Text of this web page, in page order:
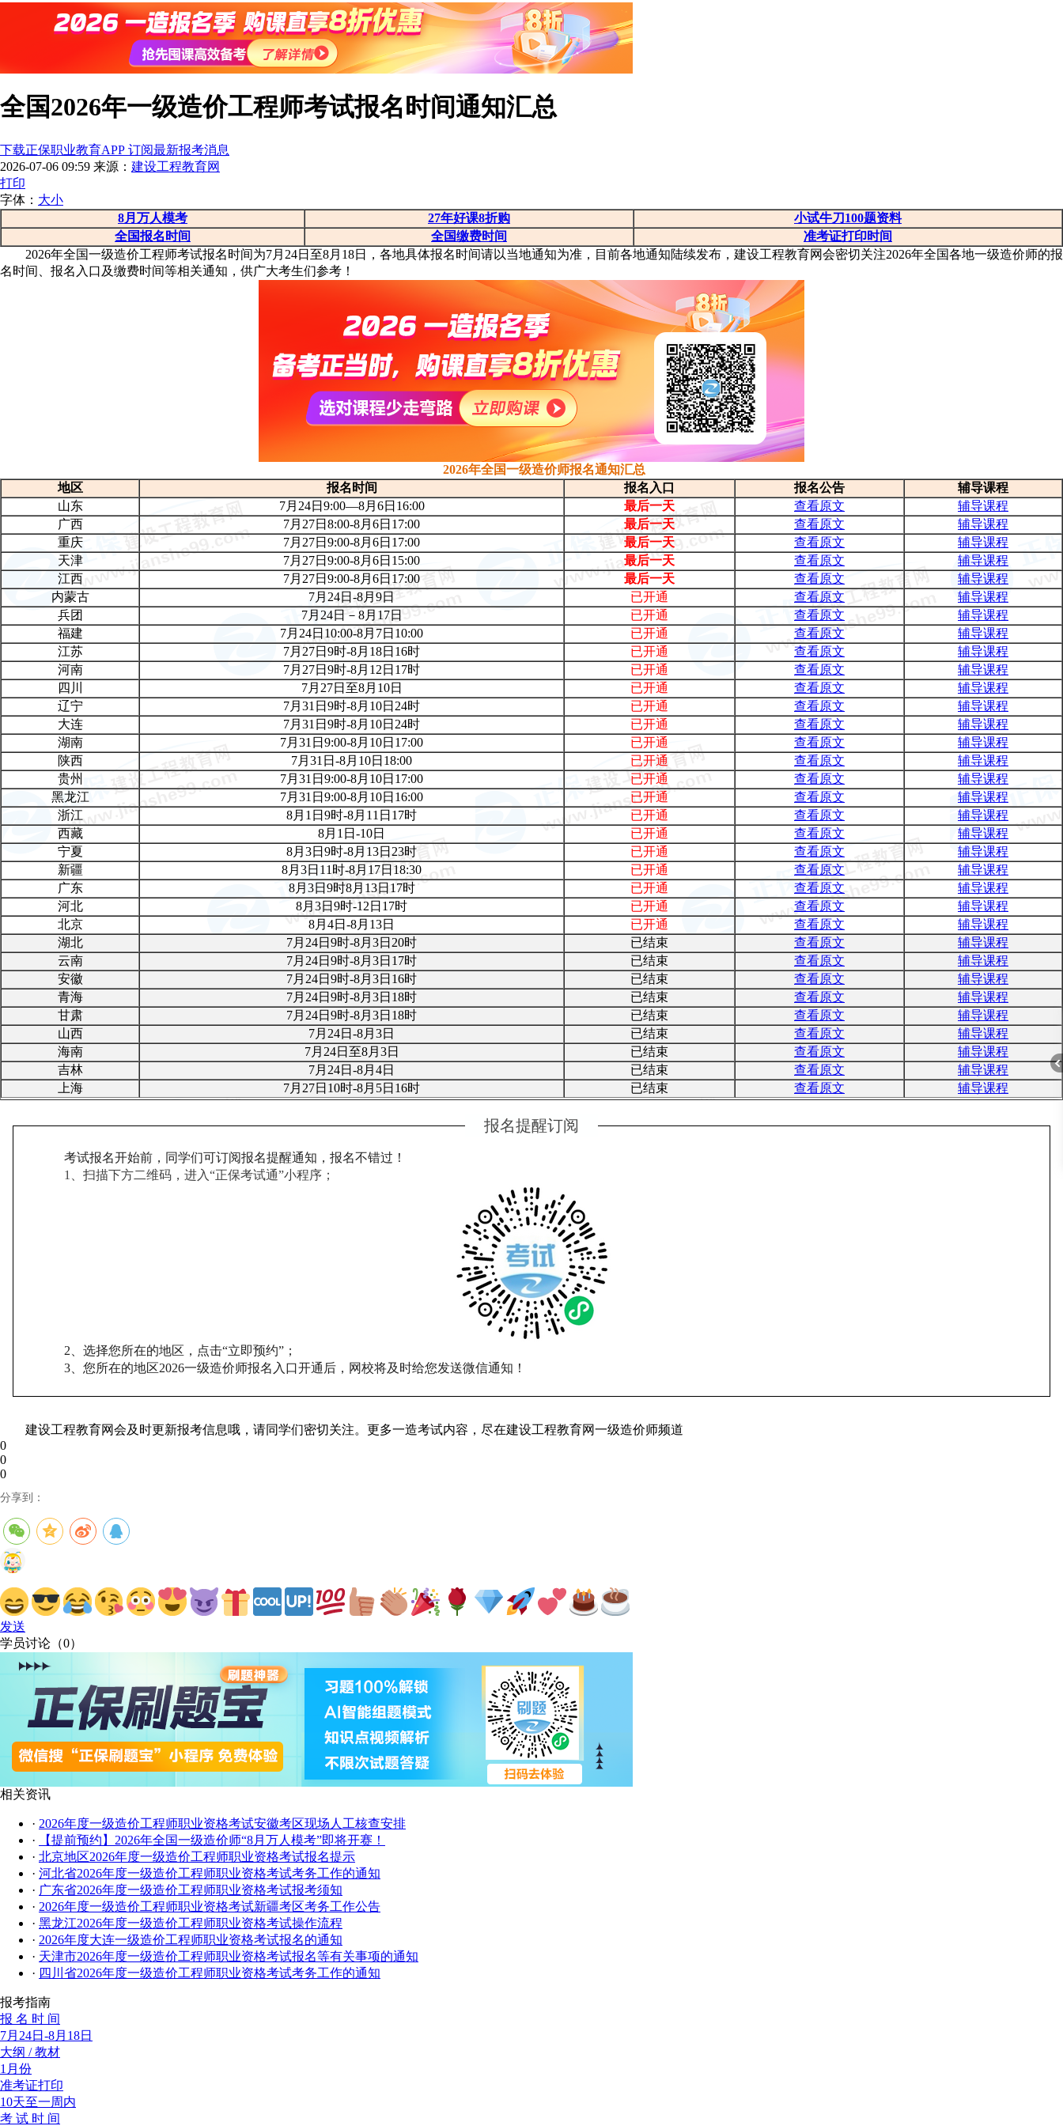
全国2026年一级造价工程师考试报名时间通知汇总
下载正保职业教育APP 订阅最新报考消息
2026-07-06 09:59 来源： 建设工程教育网
打印
字体： 大小
8月万人模考
27年好课8折购
小试牛刀100题资料
全国报名时间
全国缴费时间
准考证打印时间
2026年全国一级造价工程师考试报名时间为7月24日至8月18日，各地具体报名时间请以当地通知为准，目前各地通知陆续发布，建设工程教育网会密切关注2026年全国各地一级造价师的报
名时间、报名入口及缴费时间等相关通知，供广大考生们参考！
2026年全国一级造价师报名通知汇总
地区
报名时间 报名入口 报名公告
辅导课程
山东
7月24日9:00—8月6日16:00 最后一天 查看原文
辅导课程
广西
7月27日8:00-8月6日17:00 最后一天 查看原文
辅导课程
重庆
7月27日9:00-8月6日17:00 最后一天 查看原文
辅导课程
天津
7月27日9:00-8月6日15:00 最后一天 查看原文
辅导课程
江西
7月27日9:00-8月6日17:00 最后一天 查看原文
辅导课程
内蒙古
7月24日-8月9日 已开通 查看原文
辅导课程
兵团
7月24日－8月17日 已开通 查看原文
辅导课程
福建
7月24日10:00-8月7日10:00 已开通 查看原文
辅导课程
江苏
7月27日9时-8月18日16时 已开通 查看原文
辅导课程
河南
7月27日9时-8月12日17时 已开通 查看原文
辅导课程
四川
7月27日至8月10日 已开通 查看原文
辅导课程
辽宁
7月31日9时-8月10日24时 已开通 查看原文
辅导课程
大连
7月31日9时-8月10日24时 已开通 查看原文
辅导课程
湖南
7月31日9:00-8月10日17:00 已开通 查看原文
辅导课程
陕西
7月31日-8月10日18:00 已开通 查看原文
辅导课程
贵州
7月31日9:00-8月10日17:00 已开通 查看原文
辅导课程
黑龙江
7月31日9:00-8月10日16:00 已开通 查看原文
辅导课程
浙江
8月1日9时-8月11日17时 已开通 查看原文
辅导课程
西藏
8月1日-10日 已开通 查看原文
辅导课程
宁夏
8月3日9时-8月13日23时 已开通 查看原文
辅导课程
新疆
8月3日11 时-8月17日18:30 已开通 查看原文
辅导课程
广东
8月3日9时8月13日17时 已开通 查看原文
辅导课程
河北
8月3日9时-12日17时 已开通 查看原文
辅导课程
北京
8月4日-8月13日 已开通 查看原文
辅导课程
湖北
7月24日9时-8月3日20时 已结束 查看原文
辅导课程
云南
7月24日9时-8月3日17时 已结束 查看原文
辅导课程
安徽
7月24日9时-8月3日16时 已结束 查看原文
辅导课程
青海
7月24日9时-8月3日18时 已结束 查看原文
辅导课程
甘肃
7月24日9时-8月3日18时 已结束 查看原文
辅导课程
山西
7月24日-8月3日 已结束 查看原文
辅导课程
海南
7月24日至8月3日 已结束 查看原文
辅导课程
吉林
7月24日-8月4日 已结束 查看原文
辅导课程
上海
7月27日10时-8月5日16时 已结束 查看原文 辅导课程
报名提醒订阅
考试报名开始前，同学们可订阅报名提醒通知，报名不错过！
1、扫描下方二维码，进入“正保考试通”小程序；
2、选择您所在的地区，点击“立即预约”；
3、您所在的地区2026一级造价师报名入口开通后，网校将及时给您发送微信通知！
建设工程教育网会及时更新报考信息哦，请同学们密切关注。更多一造考试内容，尽在建设工程教育网一级造价师频道
0
0
0
分享到：
发送
学员讨论（0）
相关资讯
· 2026年度一级造价工程师职业资格考试安徽考区现场人工核查安排
·
【提前预约】2026年全国一级造价师“8月万人模考”即将开赛！
· 北京地区2026年度一级造价工程师职业资格考试报名提示
· 河北省2026年度一级造价工程师职业资格考试考务工作的通知
· 广东省2026年度一级造价工程师职业资格考试报考须知
· 2026年度一级造价工程师职业资格考试新疆考区考务工作公告
· 黑龙江2026年度一级造价工程师职业资格考试操作流程
· 2026年度大连一级造价工程师职业资格考试报名的通知
· 天津市2026年度一级造价工程师职业资格考试报名等有关事项的通知
· 四川省2026年度一级造价工程师职业资格考试考务工作的通知
报考指南
报 名 时 间
7月24日-8月18日
大纲 / 教材
1月份
准考证打印
10天至一周内
考 试 时 间
在